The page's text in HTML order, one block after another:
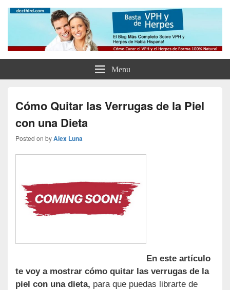
Como Curar el Virus del Papiloma
Humano y el Herpes de Forma
Natural y Eliminar las Verrugas
Genitales
Como Tratar el VPH, el Herpes y Eliminar tus Verrugas Para Siempre
Menu
Cómo Quitar las Verrugas de la Piel
con una Dieta
Posted on byAlex Luna
En este artículo
te voy a mostrar cómo quitar las verrugas de la
piel con una dieta, para que puedas librarte de